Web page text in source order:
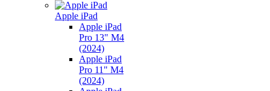
Apple iPad
Apple iPad
Pro 13" M4
(2024)
Apple iPad
Pro 11" M4
(2024)